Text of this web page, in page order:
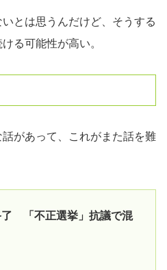
とは思うんだけど、そうする
る可能性が高い。
があって、これがまた話を難
了 「不正選挙」抗議で混